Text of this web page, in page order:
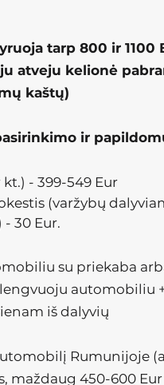
tarp 800 ir 1100
atveju kelionė
kaštų)
ir
- 399-549 Eur
(varžybų
30 Eur.
su priekaba
automobiliu
iš dalyvių
Rumunijoje
maždaug 450-600